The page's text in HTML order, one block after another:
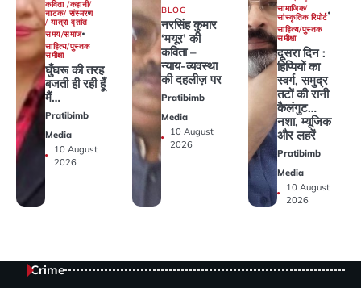
कविता /कहानी/
नाटक/ संस्मरण
/ यात्रा वृतांत
समय/समाज
साहित्य/पुस्तक
समीक्षा
घुँघरू की तरह
बजती ही रही हूँ
मैं…
Pratibimb
Media
10 August
2026
BLOG
नरसिंह कुमार
‘मयूर’ की
कविता –
न्याय-व्यवस्था
की दहलीज़ पर
Pratibimb
Media
10 August
2026
सामाजिक/
सांस्कृतिक रिपोर्ट
साहित्य/पुस्तक
समीक्षा
दूसरा दिन :
हिप्पियों का
स्वर्ग, समुद्र
तटों की रानी
कैलंगुट…
नशा, म्यूजिक
और लहरें
Pratibimb
Media
10 August
2026
Crime